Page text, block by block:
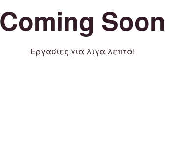
Coming Soon
Εργασίες για λίγα λεπτά!